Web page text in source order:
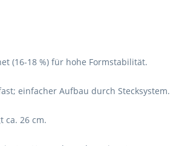
(16-18 %) für hohe Formstabilität.
einfacher Aufbau durch Stecksystem.
ca. 26 cm.